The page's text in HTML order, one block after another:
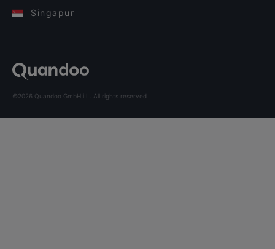
Singapur
©2026 Quandoo GmbH i.L. All rights reserved